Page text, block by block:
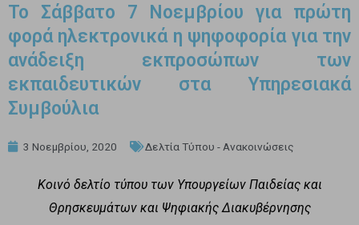
Το Σάββατο 7 Νοεμβρίου για πρώτη
φορά ηλεκτρονικά η ψηφοφορία για την
ανάδειξη εκπροσώπων των
εκπαιδευτικών στα Υπηρεσιακά
Συμβούλια
3 Νοεμβρίου, 2020 Δελτία Τύπου - Ανακοινώσεις
Κοινό δελτίο τύπου των Υπουργείων Παιδείας και
Θρησκευμάτων και Ψηφιακής Διακυβέρνησης